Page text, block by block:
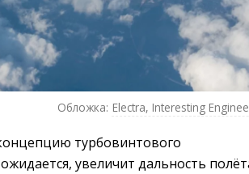
Обложка: Electra, Interesting
турбовинтового
увеличит дальность